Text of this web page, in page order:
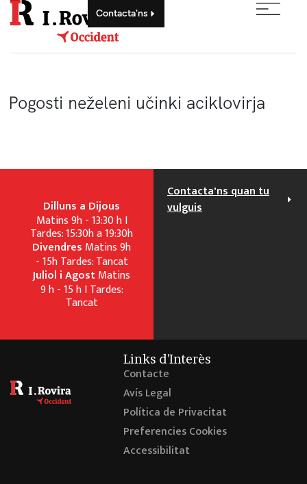
Contacta'ns
Pogosti neželeni učinki aciklovirja
Dilluns a Dijous
Matins 9h - 13:30 h I
Tardes: 15:30h a 19:30h
Divendres Matins 9h
- 15h Tardes: Tancat
Juliol i AgostMatins
9 h - 15 h I Tardes:
Tancat
Contacta'ns quan tu
vulguis
Links d'Interès
Contacte
Avís Legal
Política de Privacitat
Preferencies Cookies
Accessibilitat